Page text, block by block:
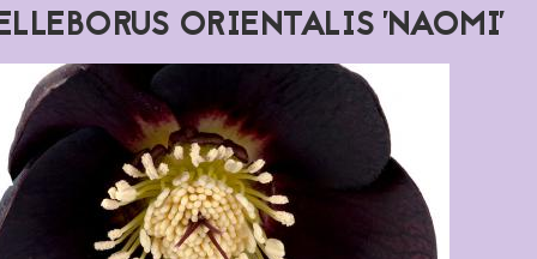
ORIENTALIS 'NAOMI'